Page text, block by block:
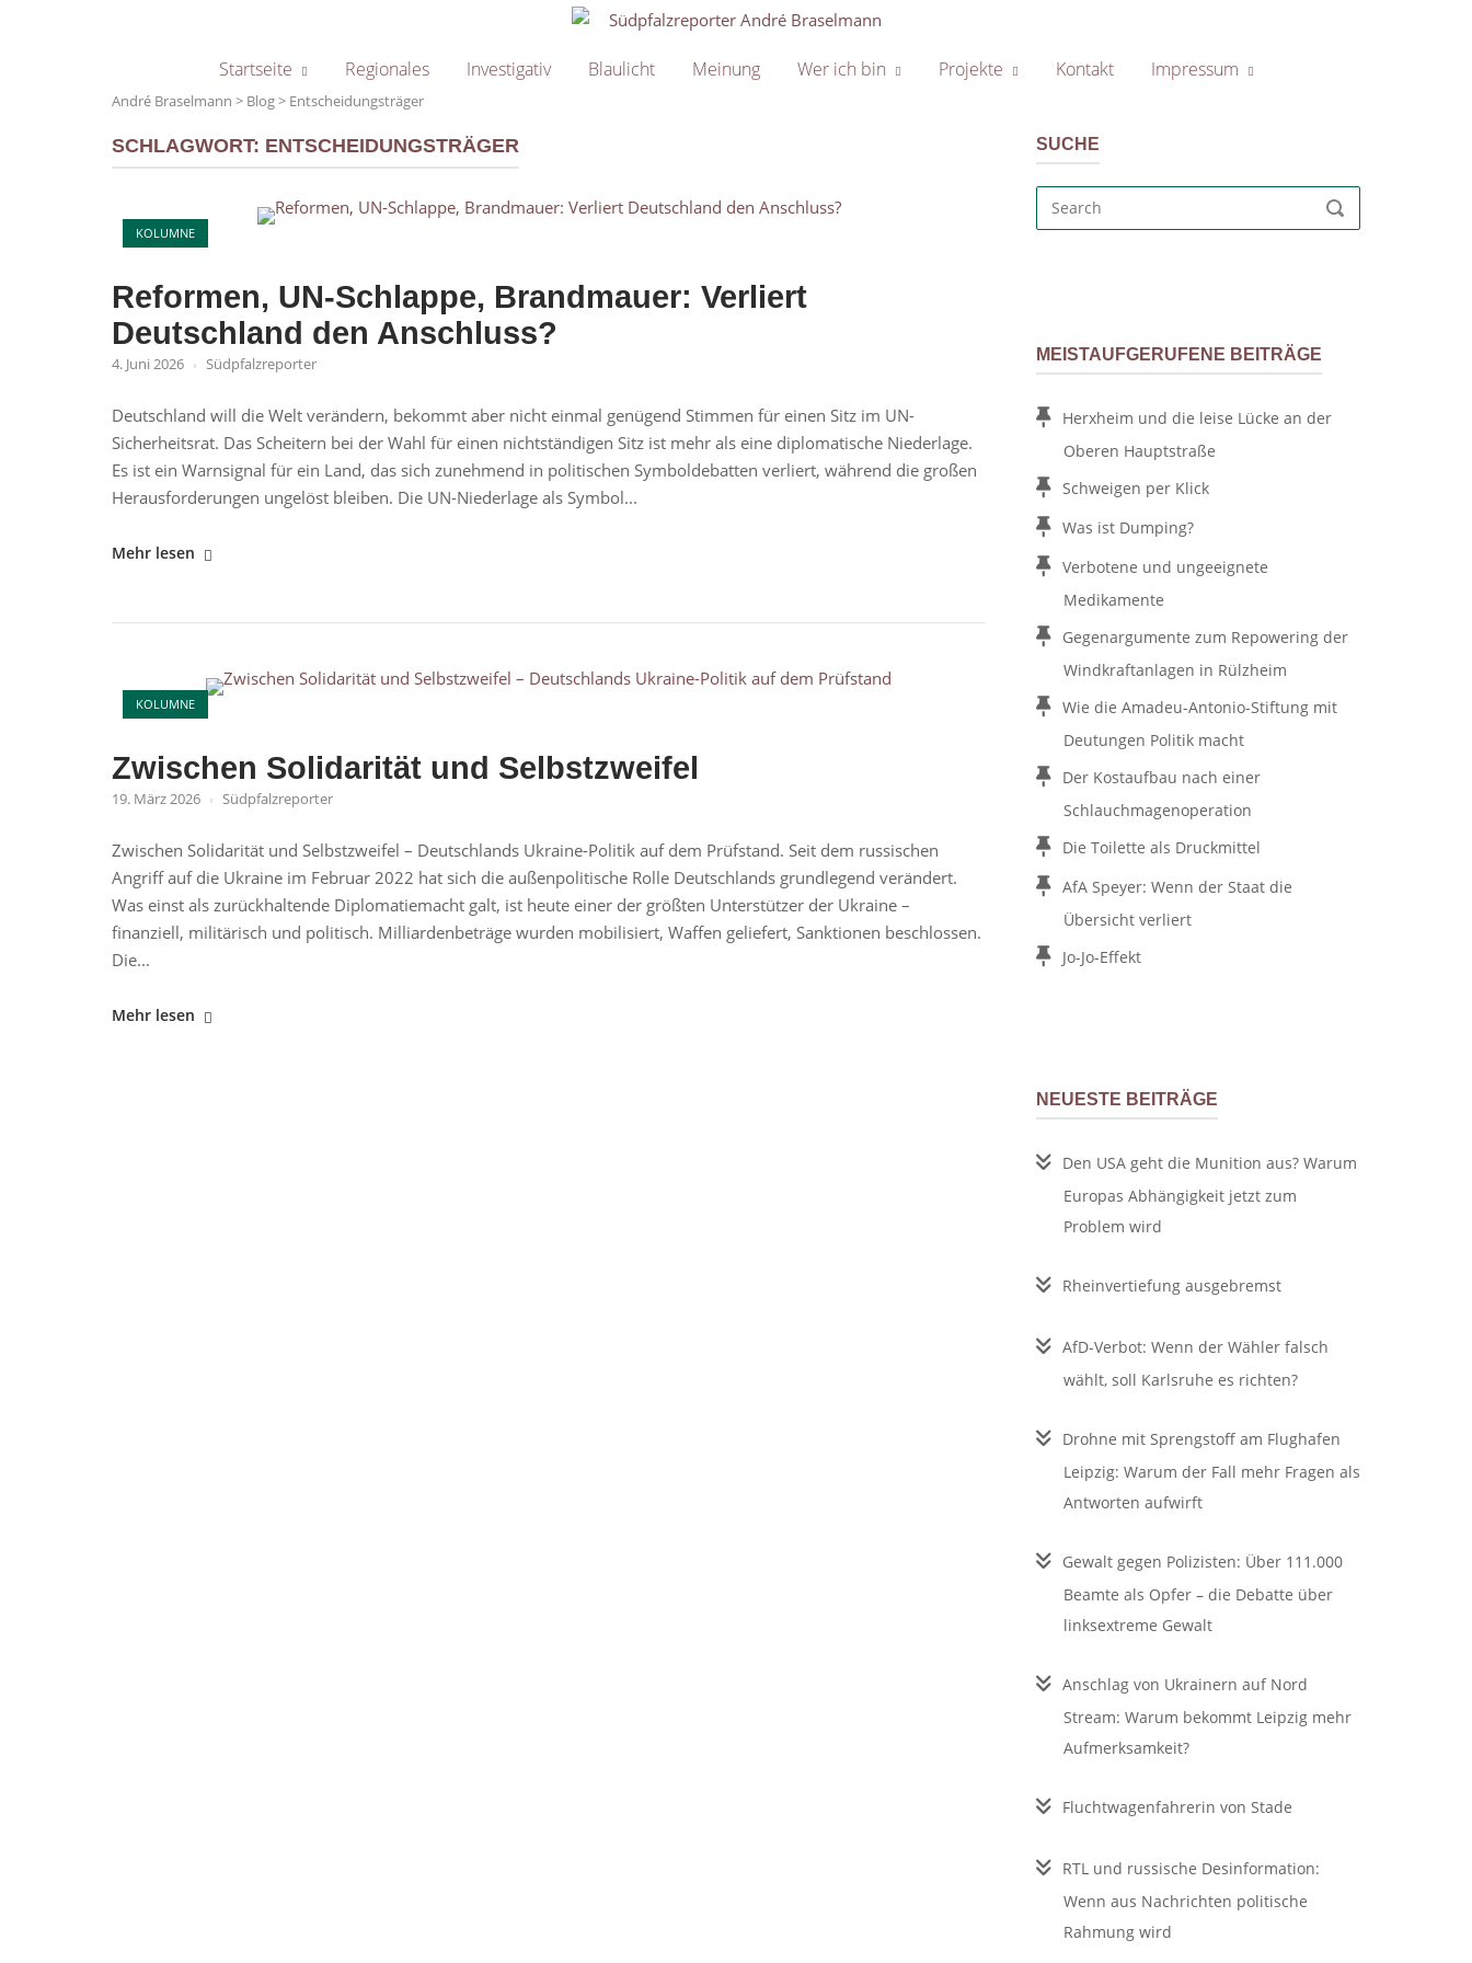
Home
Startseite Regionales Investigativ Blaulicht Meinung Wer ich bin Projekte Kontakt Impressum
André Braselmann > Blog> Entscheidungsträger
SCHLAGWORT: ENTSCHEIDUNGSTRÄGER
KOLUMNE
Open post
Reformen, UN-Schlappe, Brandmauer: Verliert
Deutschland den Anschluss?
4. Juni 2026 Südpfalzreporter
Deutschland will die Welt verändern, bekommt aber nicht einmal genügend Stimmen für einen Sitz im UN-
Sicherheitsrat. Das Scheitern bei der Wahl für einen nichtständigen Sitz ist mehr als eine diplomatische Niederlage.
Es ist ein Warnsignal für ein Land, das sich zunehmend in politischen Symboldebatten verliert, während die großen
Herausforderungen ungelöst bleiben. Die UN-Niederlage als Symbol...
"Reformen,
Deutschland
den
Mehr lesen
KOLUMNE
Open post
Zwischen Solidarität und Selbstzweifel
19. März 2026 Südpfalzreporter
Zwischen Solidarität und Selbstzweifel – Deutschlands Ukraine-Politik auf dem Prüfstand. Seit dem russischen
Angriff auf die Ukraine im Februar 2022 hat sich die außenpolitische Rolle Deutschlands grundlegend verändert.
Was einst als zurückhaltende Diplomatiemacht galt, ist heute einer der größten Unterstützer der Ukraine –
finanziell, militärisch und politisch. Milliardenbeträge wurden mobilisiert, Waffen geliefert, Sanktionen beschlossen.
Die...
"Zwischen
Mehr lesen
SUCHE
Search
for:
SEARCH
MEISTAUFGERUFENE BEITRÄGE
Herxheim und die leise Lücke an der
Oberen Hauptstraße
Schweigen per Klick
Was ist Dumping?
Verbotene und ungeeignete
Medikamente
Gegenargumente zum Repowering der
Windkraftanlagen in Rülzheim
Wie die Amadeu-Antonio-Stiftung mit
Deutungen Politik macht
Der Kostaufbau nach einer
Schlauchmagenoperation
Die Toilette als Druckmittel
AfA Speyer: Wenn der Staat die
Übersicht verliert
Jo-Jo-Effekt
NEUESTE BEITRÄGE
Den USA geht die Munition aus? Warum
Europas Abhängigkeit jetzt zum
Problem wird
Rheinvertiefung ausgebremst
AfD-Verbot: Wenn der Wähler falsch
wählt, soll Karlsruhe es richten?
Drohne mit Sprengstoff am Flughafen
Leipzig: Warum der Fall mehr Fragen als
Antworten aufwirft
Gewalt gegen Polizisten: Über 111.000
Beamte als Opfer – die Debatte über
linksextreme Gewalt
Anschlag von Ukrainern auf Nord
Stream: Warum bekommt Leipzig mehr
Aufmerksamkeit?
Fluchtwagenfahrerin von Stade
RTL und russische Desinformation:
Wenn aus Nachrichten politische
Rahmung wird